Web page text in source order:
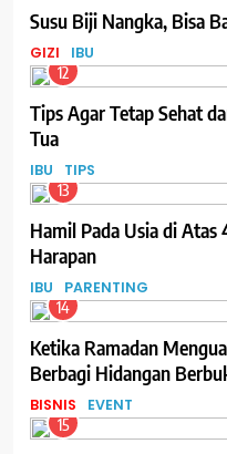
Susu Biji Nangka, Bisa
GIZI IBU
12
Tips Agar Tetap Sehat
Tua
IBU TIPS
13
Hamil Pada Usia di Atas
Harapan
IBU PARENTING
14
Ketika Ramadan
Berbagi Hidangan
Sosro
BISNIS EVENT
15